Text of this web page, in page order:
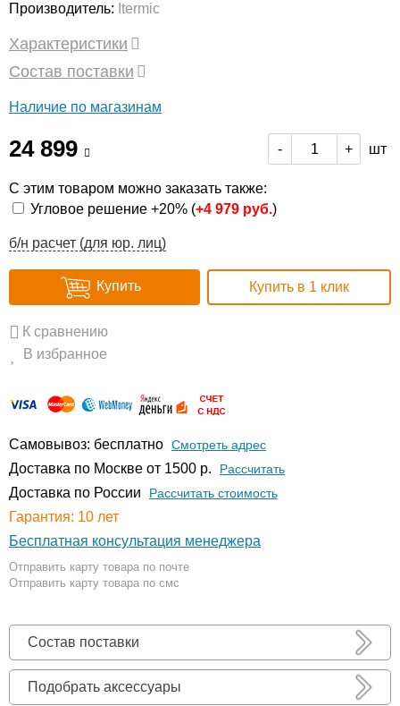
Производитель: Itermic
Характеристики
Состав поставки
Наличие по магазинам
24 899 - + шт
С этим товаром можно заказать также:
Угловое решение +20% (+4 979 руб.)
б/н расчет (для юр. лиц)
Купить Купить в 1 клик
К сравнению
В избранное
Самовывоз: бесплатно Смотреть адрес
Доставка по Москве от 1500 р. Расcчитать
Доставка по России Рассчитать стоимость
Гарантия: 10 лет
Бесплатная консультация менеджера
Отправить карту товара по почте
Отправить карту товара по смс
Состав поставки
Подобрать аксессуары